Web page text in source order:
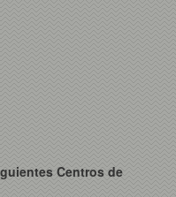
Centros de